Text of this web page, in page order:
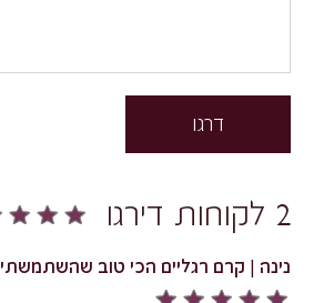
דרגו
2 לקוחות דירגו
נינה | קרם רגליים הכי טוב שהשתמשתי